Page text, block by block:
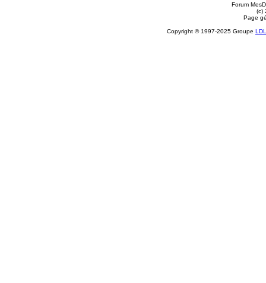
Forum
(c)
Page
Copyright © 1997-2025 Groupe